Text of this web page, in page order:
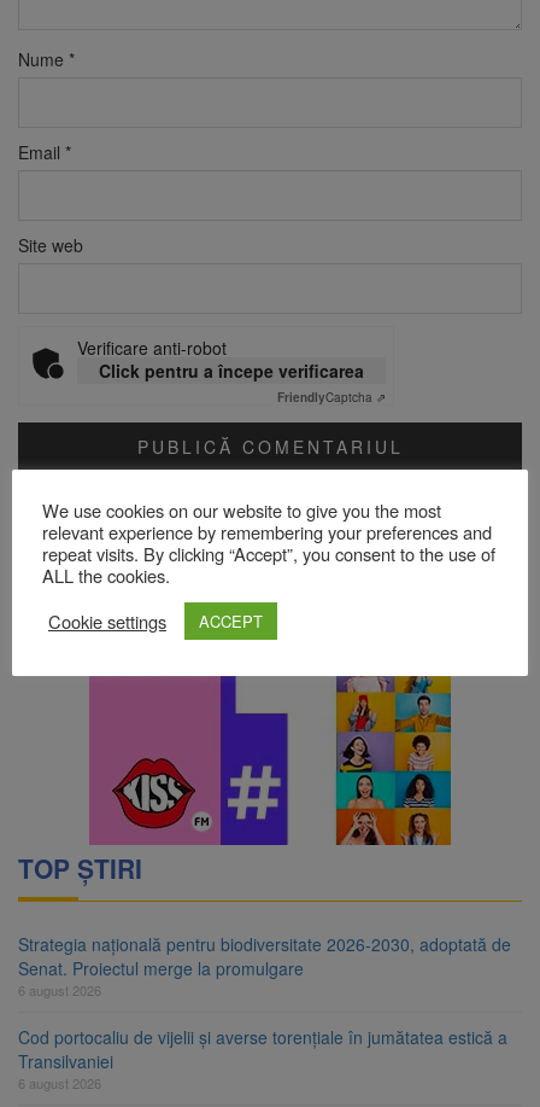
Nume *
Email *
Site web
Verificare anti-robot
Click pentru a începe verificarea
FriendlyCaptcha ⇗
sunt procesate datele comentariilor tale.
TOP ȘTIRI
Strategia națională pentru biodiversitate 2026-2030, adoptată de
Senat. Proiectul merge la promulgare
6 august 2026
Cod portocaliu de vijelii și averse torențiale în jumătatea estică a
Transilvaniei
6 august 2026
We use cookies on our website to give you the most
relevant experience by remembering your preferences and
repeat visits. By clicking “Accept”, you consent to the use of
ALL the cookies.
Cookie settings
ACCEPT